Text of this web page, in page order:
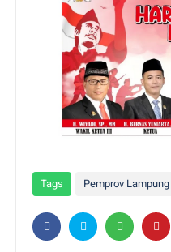
Tags Pemprov Lampung